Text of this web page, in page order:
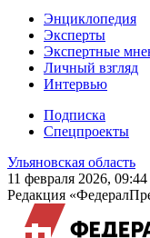
Энциклопедия
Эксперты
Экспертные
Личный взгляд
Интервью
Подписка
Спецпроекты
Ульяновская область
11 февраля 2026, 09:44
Редакция